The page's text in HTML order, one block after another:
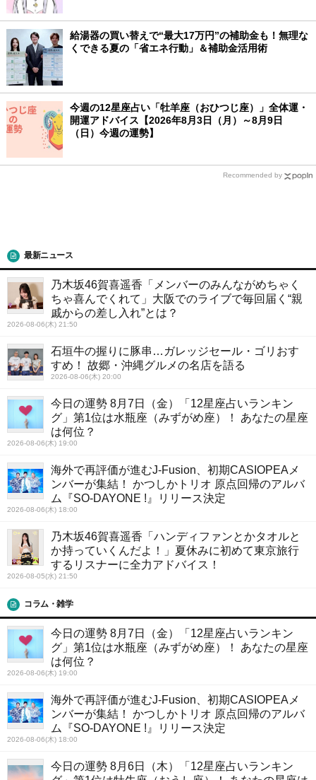
給湯器の買い替えで“最大17万円”の補助金も！無理な
くできる夏の「省エネ行動」＆補助金活用術
今週の12星座占い「牡羊座（おひつじ座）」全体運・
開運アドバイス【2026年8月3日（月）～8月9日
（日）今週の運勢】
Recommended by
最新ニュース
乃木坂46賀喜遥香「メンバーのみんながめちゃく
ちゃ喜んでくれて」大阪でのライブで毎回届く“親
戚からの差し入れ”とは？
2026-08-06(木) 21:50
石垣牛の握りに豚串…ガレッジセール・ゴリおす
すめ！ 故郷・沖縄グルメの名店を語る
2026-08-06(木) 20:00
今日の運勢 8月7日（金）「12星座占いランキン
グ」第1位は水瓶座（みずがめ座）！ あなたの星座
は何位？
2026-08-06(木) 19:00
海外で再評価が進むJ-Fusion、初期CASIOPEAメ
ンバーが集結！ かつしかトリオ 原点回帰のアルバ
ム『SO-DAYONE !』リリース決定
2026-08-06(木) 18:00
乃木坂46賀喜遥香「ハンディファンとかタオルと
か持っていくんだよ！」夏休みに初めて東京旅行
するリスナーに全力アドバイス！
2026-08-05(水) 21:50
コラム・雑学
今日の運勢 8月7日（金）「12星座占いランキン
グ」第1位は水瓶座（みずがめ座）！ あなたの星座
は何位？
2026-08-06(木) 19:00
海外で再評価が進むJ-Fusion、初期CASIOPEAメ
ンバーが集結！ かつしかトリオ 原点回帰のアルバ
ム『SO-DAYONE !』リリース決定
2026-08-06(木) 18:00
今日の運勢 8月6日（木）「12星座占いランキン